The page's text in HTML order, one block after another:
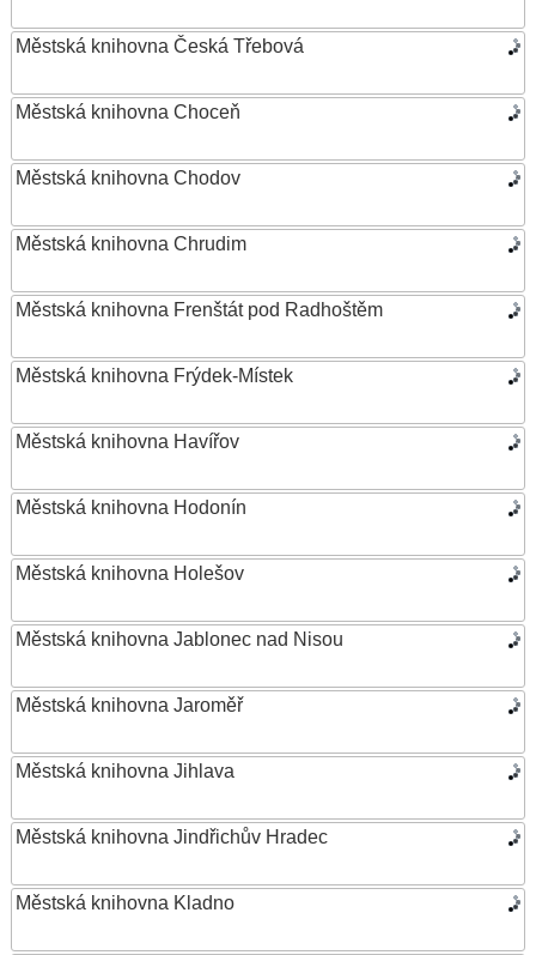
Městská knihovna Česká Třebová
Městská knihovna Choceň
Městská knihovna Chodov
Městská knihovna Chrudim
Městská knihovna Frenštát pod Radhoštěm
Městská knihovna Frýdek-Místek
Městská knihovna Havířov
Městská knihovna Hodonín
Městská knihovna Holešov
Městská knihovna Jablonec nad Nisou
Městská knihovna Jaroměř
Městská knihovna Jihlava
Městská knihovna Jindřichův Hradec
Městská knihovna Kladno